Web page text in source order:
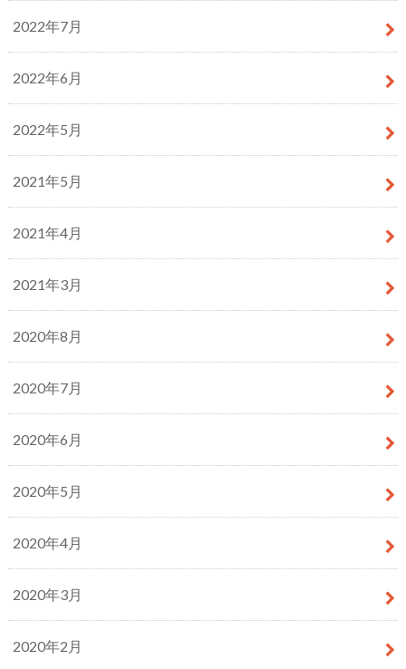
2022年7月
2022年6月
2022年5月
2021年5月
2021年4月
2021年3月
2020年8月
2020年7月
2020年6月
2020年5月
2020年4月
2020年3月
2020年2月